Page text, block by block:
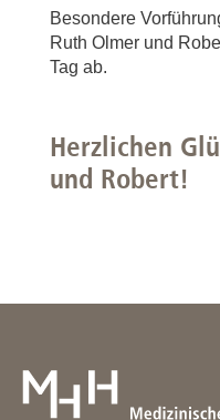
Besondere
Ruth Olmer und
Tag ab.
Herzlichen
und Robert!